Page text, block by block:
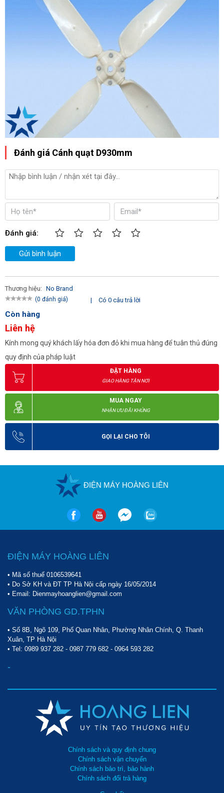
Đánh giá Cánh quạt D930mm
Đánh giá:
Gửi bình luận
Thương hiệu: No Brand
(0 đánh giá) | Có 0 câu trả lời
Còn hàng
Liên hệ
Kính mong quý khách lấy hóa đơn đỏ khi mua hàng để tuân thủ đúng
quy định của pháp luật
ĐẶT HÀNG
GIAO HÀNG TẬN NƠI
MUA NGAY
NHẬN ƯU ĐÃI KHỦNG
GỌI LẠI CHO TÔI
ĐIỆN MÁY HOÀNG LIÊN
ĐIỆN MÁY HOÀNG LIÊN
• Mã số thuế 0106539641
• Do Sở KH và ĐT TP Hà Nội cấp ngày 16/05/2014
• Email: Dienmayhoanglien@gmail.com
VĂN PHÒNG GD.TPHN
• Số 8B, Ngõ 109, Phố Quan Nhân, Phường Nhân Chính, Q. Thanh
Xuân, TP Hà Nội
• Tel: 0989 937 282 - 0987 779 682 - 0964 593 282
-
Chính sách và quy định chung
Chính sách vận chuyển
Chính sách bảo trì, bảo hành
Chính sách đổi trả hàng